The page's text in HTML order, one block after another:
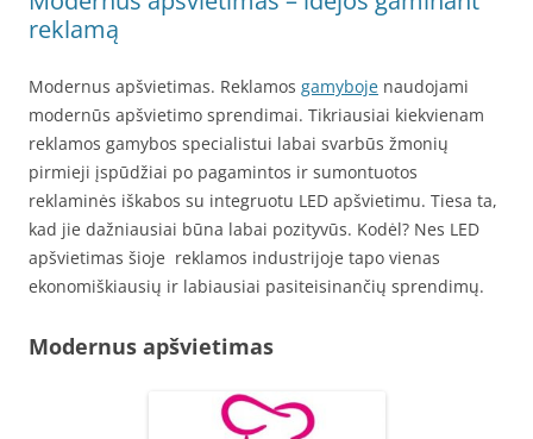
reklamą
Modernus apšvietimas. Reklamos gamyboje naudojami
modernūs apšvietimo sprendimai. Tikriausiai kiekvienam
reklamos gamybos specialistui labai svarbūs žmonių
pirmieji įspūdžiai po pagamintos ir sumontuotos
reklaminės iškabos su integruotu LED apšvietimu. Tiesa ta,
kad jie dažniausiai būna labai pozityvūs. Kodėl? Nes LED
apšvietimas šioje reklamos industrijoje tapo vienas
ekonomiškiausių ir labiausiai pasiteisinančių sprendimų.
Modernus apšvietimas